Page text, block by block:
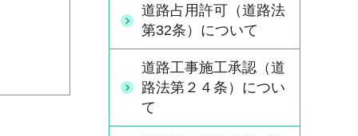
道路占用許可（道路法
第32条）について
道路工事施工承認（道
路法第２４条）につい
て